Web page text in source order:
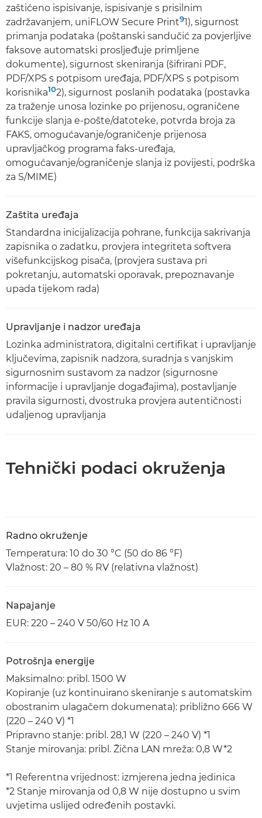
zaštićeno ispisivanje, ispisivanje s prisilnim
zadržavanjem, uniFLOW Secure Print91), sigurnost
primanja podataka (poštanski sandučić za povjerljive
faksove automatski prosljeđuje primljene
dokumente), sigurnost skeniranja (šifrirani PDF,
PDF/XPS s potpisom uređaja, PDF/XPS s potpisom
korisnika102), sigurnost poslanih podataka (postavka
za traženje unosa lozinke po prijenosu, ograničene
funkcije slanja e-pošte/datoteke, potvrda broja za
FAKS, omogućavanje/ograničenje prijenosa
upravljačkog programa faks-uređaja,
omogućavanje/ograničenje slanja iz povijesti, podrška
za S/MIME)
Zaštita uređaja
Standardna inicijalizacija pohrane, funkcija sakrivanja
zapisnika o zadatku, provjera integriteta softvera
višefunkcijskog pisača, (provjera sustava pri
pokretanju, automatski oporavak, prepoznavanje
upada tijekom rada)
Upravljanje i nadzor uređaja
Lozinka administratora, digitalni certifikat i upravljanje
ključevima, zapisnik nadzora, suradnja s vanjskim
sigurnosnim sustavom za nadzor (sigurnosne
informacije i upravljanje događajima), postavljanje
pravila sigurnosti, dvostruka provjera autentičnosti
udaljenog upravljanja
Tehnički podaci okruženja
Radno okruženje
Temperatura: 10 do 30 °C (50 do 86 °F)
Vlažnost: 20 – 80 % RV (relativna vlažnost)
Napajanje
EUR: 220 – 240 V 50/60 Hz 10 A
Potrošnja energije
Maksimalno: pribl. 1500 W
Kopiranje (uz kontinuirano skeniranje s automatskim
obostranim ulagačem dokumenata): približno 666 W
(220 – 240 V) *1
Pripravno stanje: pribl. 28,1 W (220 – 240 V) *1
Stanje mirovanja: pribl. Žična LAN mreža: 0,8 W*2
*1 Referentna vrijednost: izmjerena jedna jedinica
*2 Stanje mirovanja od 0,8 W nije dostupno u svim
uvjetima uslijed određenih postavki.